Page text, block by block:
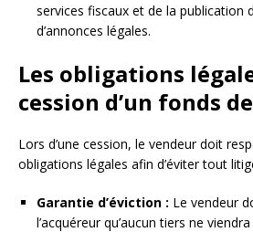
services fiscaux et de la publication
d’annonces légales.
Les obligations
cession d’un fonds
Lors d’une cession, le vendeur doit
obligations légales afin d’éviter tout
Garantie d’éviction : Le vendeur
l’acquéreur qu’aucun tiers ne